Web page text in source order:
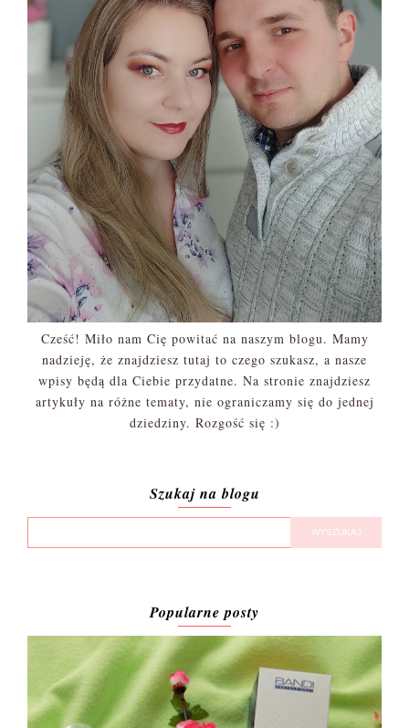
Cześć! Miło nam Cię powitać na naszym blogu. Mamy
nadzieję, że znajdziesz tutaj to czego szukasz, a nasze
wpisy będą dla Ciebie przydatne. Na stronie znajdziesz
artykuły na różne tematy, nie ograniczamy się do jednej
dziedziny. Rozgość się :)
Szukaj na blogu
Popularne posty